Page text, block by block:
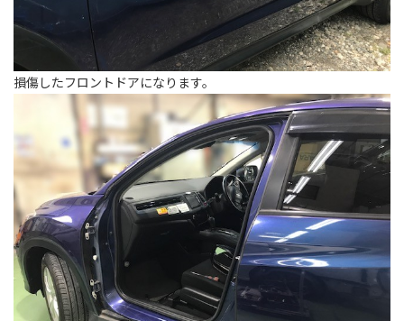
損傷したフロントドアになります。